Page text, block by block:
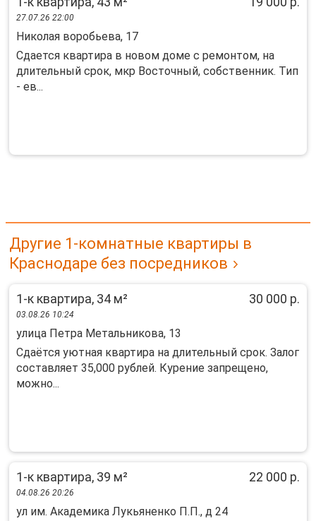
27.07.26 22:00
Николая воробьева, 17
Сдается квартира в новом доме с ремонтом, на
длительный срок, мкр Восточный, собственник. Тип
- ев...
Другие 1-комнатные квартиры в
Краснодаре без посредников
1-к квартира, 34 м² 30 000 р.
03.08.26 10:24
улица Петра Метальникова, 13
Сдаётся уютная квартира на длительный срок. Залог
составляет 35,000 рублей. Курение запрещено,
можно...
1-к квартира, 39 м² 22 000 р.
04.08.26 20:26
ул им. Академика Лукьяненко П.П., д 24